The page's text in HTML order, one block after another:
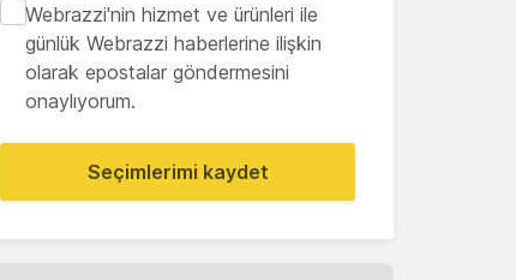
Webrazzi'nin hizmet ve ürünleri ile
günlük Webrazzi haberlerine ilişkin
olarak epostalar göndermesini
onaylıyorum.
Seçimlerimi kaydet